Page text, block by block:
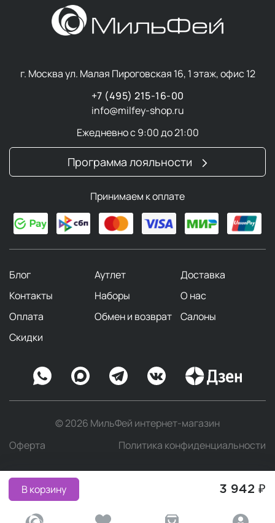
В корзину 3 942 ₽
г. Москва ул. Малая Пироговская 16, 1 этаж, офис 12
+7 (495) 215-16-00
info@milfey-shop.ru
Ежедневно с 9:00 до 21:00
Программа лояльности
Принимаем к оплате
Блог Аутлет
Доставка
Контакты
Наборы
О нас
Оплата
Обмен и возврат
Салоны
Скидки
© 2026 МильФей интернет-магазин
Оферта
Политика конфиденциальности